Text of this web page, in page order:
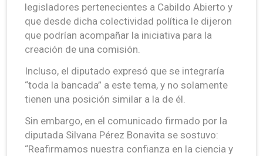
legisladores pertenecientes a Cabildo Abierto y
que desde dicha colectividad política le dijeron
que podrían acompañar la iniciativa para la
creación de una comisión.
Incluso, el diputado expresó que se integraría
“toda la bancada” a este tema, y no solamente
tienen una posición similar a la de él.
Sin embargo, en el comunicado firmado por la
diputada Silvana Pérez Bonavita se sostuvo:
“Reafirmamos nuestra confianza en la ciencia y